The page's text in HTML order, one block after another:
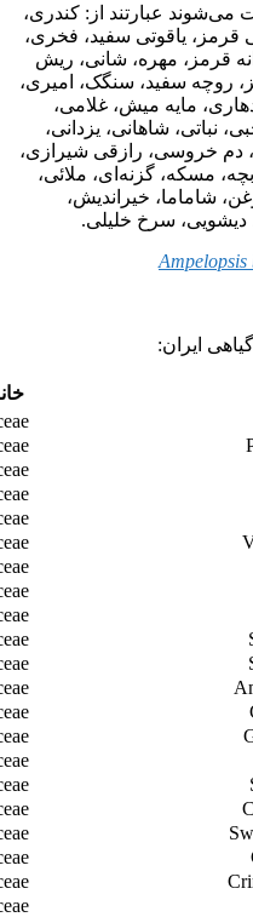
می‌شوند عبارتند از: کندری،
قرمز، یاقوتی سفید، فخری،
قرمز، مهره، شانی، ریش
روچه سفید، سنگک، امیری،
مایه میش، غلامی،
شاهانی، یزدانی،
دم خروسی، رازقی شیرازی،
مسکه، گزنه‌ای، ملائی،
شاماما، خیراندیش،
دیشویی، سرخ خلیلی.
Ampelopsis
ایران: